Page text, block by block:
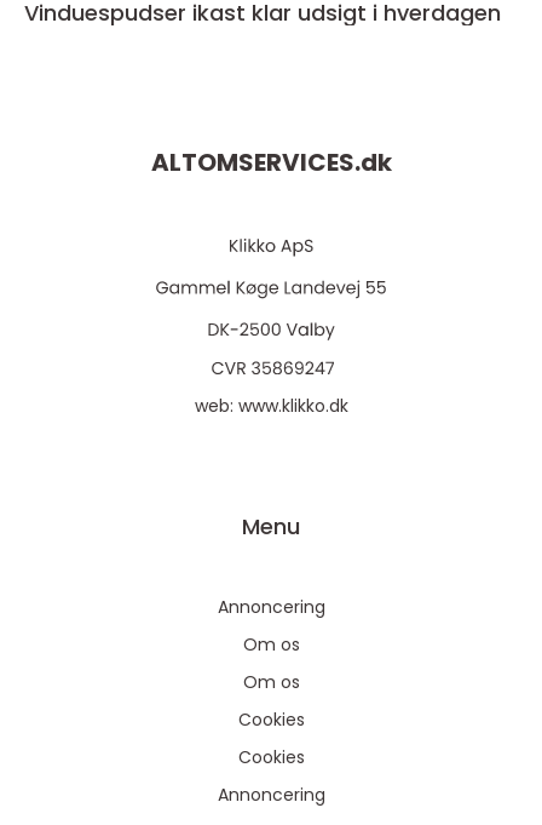
Vinduespudser ikast klar udsigt i hverdagen
ALTOMSERVICES.dk
web: www.klikko.dk
Menu
Annoncering
Om os
Om os
Cookies
Cookies
Annoncering